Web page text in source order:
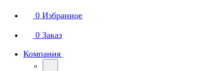
0 Избранное
0 Заказ
Компания